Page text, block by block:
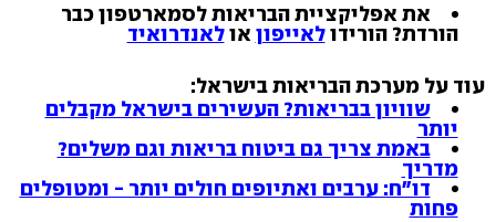
את אפליקציית הבריאות לסמארטפון כבר
הורדת? הורידולאייפון אולאנדרואיד
עוד על מערכת הבריאות בישראל:
שוויון בבריאות? העשירים בישראל מקבלים
יותר
באמת צריך גם ביטוח בריאות וגם משלים?
מדריך
דו"ח: ערבים ואתיופים חולים יותר - ומטופלים
פחות